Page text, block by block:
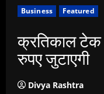
Business Featured
क्रतिकाल टेक
रुपए जुटाएगी
Divya Rashtra